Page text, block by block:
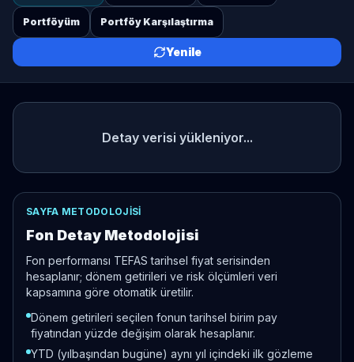
Portföyüm Portföy Karşılaştırma
Yenile
Detay verisi yükleniyor...
SAYFA METODOLOJISI
Fon Detay Metodolojisi
Fon performansı TEFAS tarihsel fiyat serisinden
hesaplanır; dönem getirileri ve risk ölçümleri veri
kapsamına göre otomatik üretilir.
Dönem getirileri seçilen fonun tarihsel birim pay
fiyatından yüzde değişim olarak hesaplanır.
YTD (yılbaşından bugüne) aynı yıl içindeki ilk gözleme